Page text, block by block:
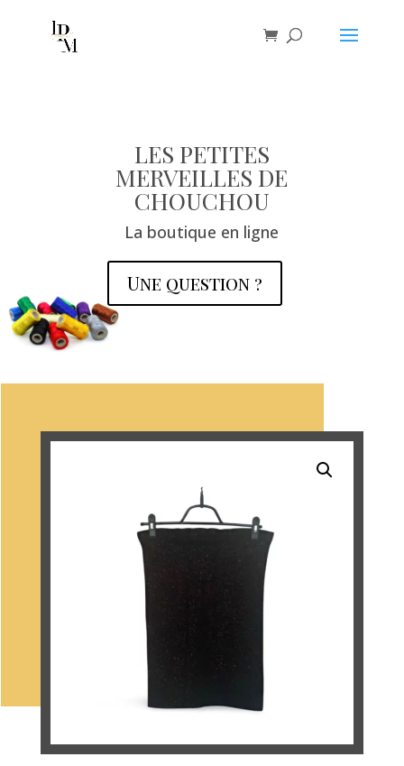
LES PETITES
MERVEILLES DE
CHOUCHOU
La boutique en ligne
Une question ?